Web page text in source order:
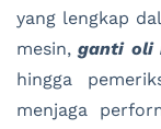
yang lengkap
mesin,ganti oli
hingga
menjaga